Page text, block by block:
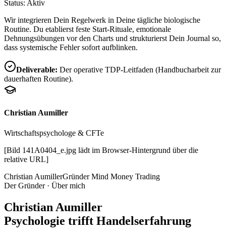
Status: Aktiv
Wir integrieren Dein Regelwerk in Deine tägliche biologische
Routine. Du etablierst feste Start-Rituale, emotionale
Dehnungsübungen vor den Charts und strukturierst Dein Journal so,
dass systemische Fehler sofort aufblinken.
Deliverable: Der operative TDP-Leitfaden (Handbucharbeit zur
dauerhaften Routine).
Christian Aumiller
Wirtschaftspsychologe & CFTe
[Bild 141A0404_e.jpg lädt im Browser-Hintergrund über die
relative URL]
Christian AumillerGründer Mind Money Trading
Der Gründer · Über mich
Christian Aumiller
Psychologie trifft Handelserfahrung